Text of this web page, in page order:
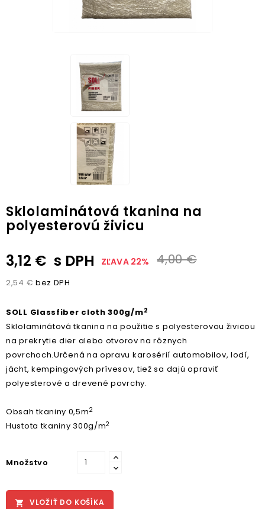
Sklolaminátová tkanina na
polyesterovú živicu
3,12 € s DPH ZĽAVA 22% 4,00 €
2,54 € bez DPH
SOLL Glassfiber cloth 300g/m2
Sklolaminátová tkanina na použitie s polyesterovou živicou
na prekrytie dier alebo otvorov na rôznych
povrchoch.Určená na opravu karosérií automobilov, lodí,
jácht, kempingových prívesov, tiež sa dajú opraviť
polyesterové a drevené povrchy.
Obsah tkaniny 0,5m2
Hustota tkaniny 300g/m2
Množstvo
 VLOŽIŤ DO KOŠÍKA